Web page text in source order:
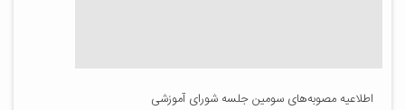
اطلاعیه مصوبه‌های سومین جلسه شورای آموزشی